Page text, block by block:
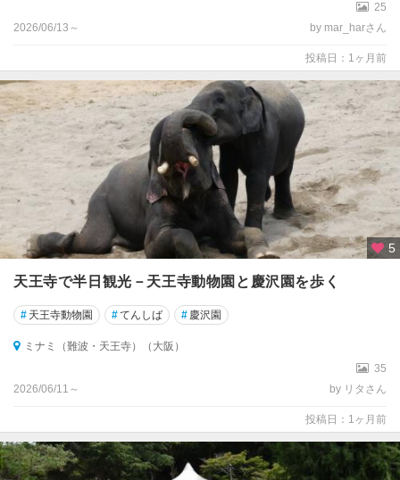
25
2026/06/13～
by mar_harさん
投稿日：1ヶ月前
5
天王寺で半日観光－天王寺動物園と慶沢園を歩く
# 天王寺動物園 #てんしば # 慶沢園
ミナミ（難波・天王寺）（大阪）
35
2026/06/11～
by リタさん
投稿日：1ヶ月前